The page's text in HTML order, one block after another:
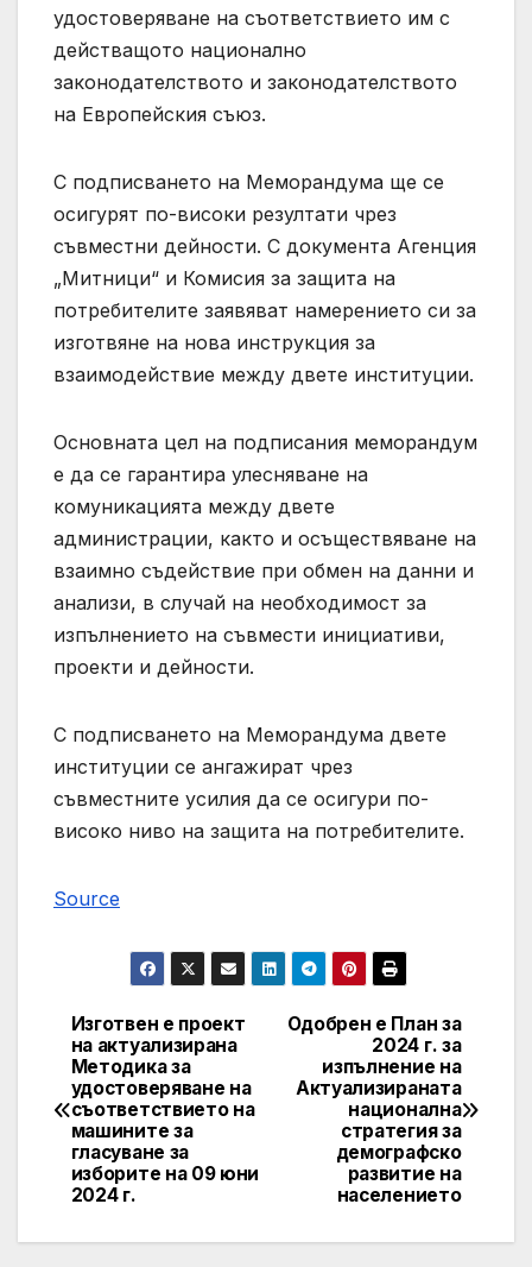
удостоверяване на съответствието им с
действащото национално
законодателството и законодателството
на Европейския съюз.
С подписването на Меморандума ще се
осигурят по-високи резултати чрез
съвместни дейности. С документа Агенция
„Митници“ и Комисия за защита на
потребителите заявяват намерението си за
изготвяне на нова инструкция за
взаимодействие между двете институции.
Основната цел на подписания меморандум
е да се гарантира улесняване на
комуникацията между двете
администрации, както и осъществяване на
взаимно съдействие при обмен на данни и
анализи, в случай на необходимост за
изпълнението на съвмести инициативи,
проекти и дейности.
С подписването на Меморандума двете
институции се ангажират чрез
съвместните усилия да се осигури по-
високо ниво на защита на потребителите.
Source
Post
navigation
Одобрен е План за
2024 г. за
изпълнение на
Актуализираната
национална
стратегия за
демографско
развитие на
населението
Изготвен е проект
на актуализирана
Методика за
удостоверяване на
съответствието на
машините за
гласуване за
изборите на 09 юни
2024 г.